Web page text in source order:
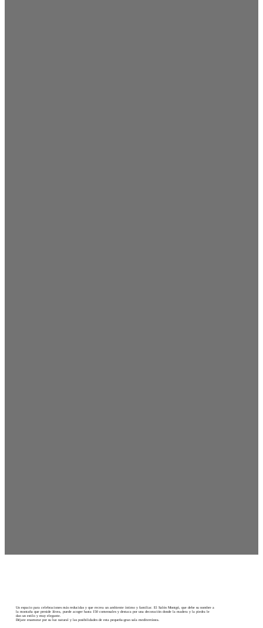
Un espacio para celebraciones más reducidas y que recrea un ambiente íntimo y familiar. El Salón Montgó, que debe su nombre a
la montaña que preside Jávea, puede acoger hasta 150 comensales y destaca por una decoración donde la madera y la piedra le
dan un estilo y muy elegante.
Déjate enamorar por su luz natural y las posibilidades de esta pequeña-gran sala mediterránea.